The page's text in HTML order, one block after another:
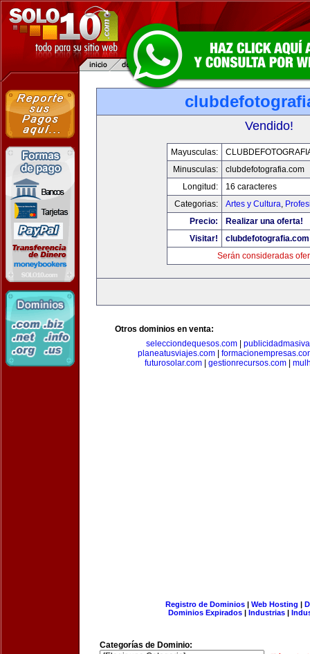
Vendido!
Mayusculas:
Minusculas:
clubdefotografia.com
Longitud:
16 caracteres
Categorias:
Artes y Cultura,
Precio:
Realizar una oferta!
Visitar!
clubdefotografia.com
Serán consideradas
Otros dominios en venta:
selecciondequesos.com
planeatusviajes.com
futurosolar.com| gestionrecursos.com|
Registro de Dominios| Web Hosting |
Dominios Expirados | Industrias |
Categorías de Dominio: